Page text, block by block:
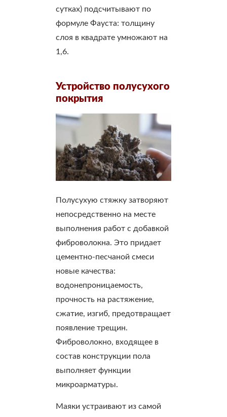
сутках) подсчитывают по
формуле Фауста: толщину
слоя в квадрате умножают на
1,6.
Устройство полусухого
покрытия
Полусухую стяжку затворяют
непосредственно на месте
выполнения работ с добавкой
фиброволокна. Это придает
цементно-песчаной смеси
новые качества:
водонепроницаемость,
прочность на растяжение,
сжатие, изгиб, предотвращает
появление трещин.
Фиброволокно, входящее в
состав конструкции пола
выполняет функции
микроарматуры.
Маяки устраивают из самой